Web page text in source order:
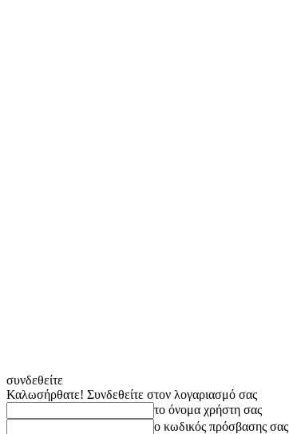
συνδεθείτε
Καλωσήρθατε! Συνδεθείτε στον λογαριασμό σας
το όνομα χρήστη σας
ο κωδικός πρόσβασης σας